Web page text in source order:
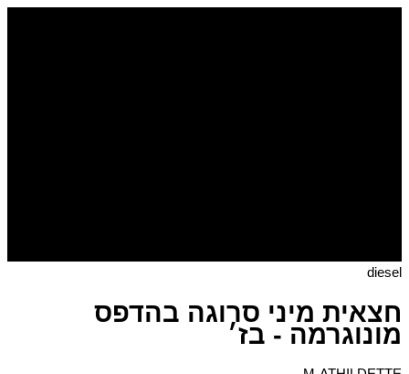
דילוג
diesel
חצאית מיני סרוגה בהדפס
מונוגרמה - בז׳
כמות